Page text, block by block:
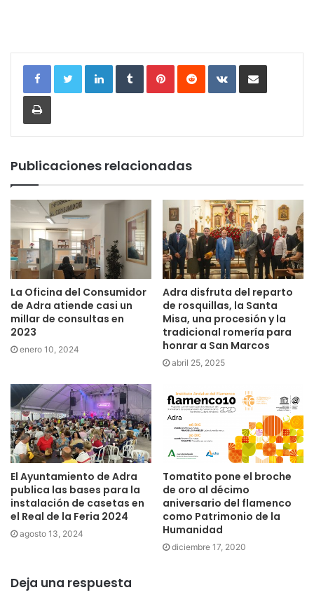
LinkedInTumblrPinterestReddit VKontakteCompartir por correo
Imprimir
Publicaciones relacionadas
La Oficina del Consumidor
de Adra atiende casi un
millar de consultas en
2023
enero 10, 2024
Adra disfruta del reparto
de rosquillas, la Santa
Misa, una procesión y la
tradicional romería para
honrar a San Marcos
abril 25, 2025
El Ayuntamiento de Adra
publica las bases para la
instalación de casetas en
el Real de la Feria 2024
agosto 13, 2024
Tomatito pone el broche
de oro al décimo
aniversario del flamenco
como Patrimonio de la
Humanidad
diciembre 17, 2020
Deja una respuesta